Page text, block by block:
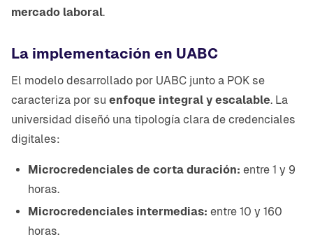
mercado laboral.
La implementación en UABC
El modelo desarrollado por UABC junto a POK se
caracteriza por su enfoque integral y escalable. La
universidad diseñó una tipología clara de credenciales
digitales:
Microcredenciales de corta duración: entre 1 y 9
horas.
Microcredenciales intermedias: entre 10 y 160
horas.